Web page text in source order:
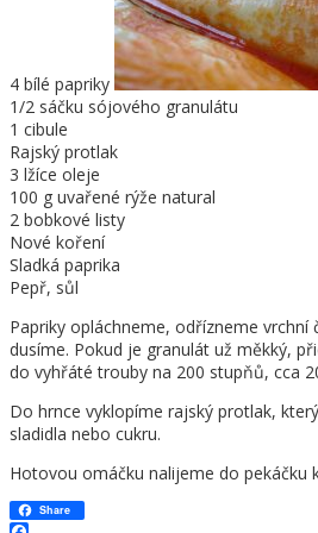
4 bílé papriky
1/2 sáčku sójového granulátu
1 cibule
Rajský protlak
3 lžíce oleje
100 g uvařené rýže natural
2 bobkové listy
Nové koření
Sladká paprika
Pepř, sůl
Papriky opláchneme, odřízneme
dusíme. Pokud je granulát už měkký,
do vyhřáté trouby na 200 stupňů, cca
Do hrnce vyklopíme rajský protlak,
sladidla nebo cukru.
Hotovou omáčku nalijeme do pekáčku
Share